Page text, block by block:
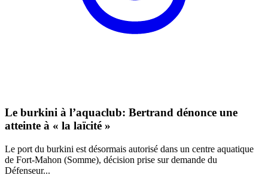
Le burkini à l’aquaclub: Bertrand dénonce une
atteinte à « la laïcité »
Le port du burkini est désormais autorisé dans un centre aquatique
de Fort-Mahon (Somme), décision prise sur demande du
Défenseur...